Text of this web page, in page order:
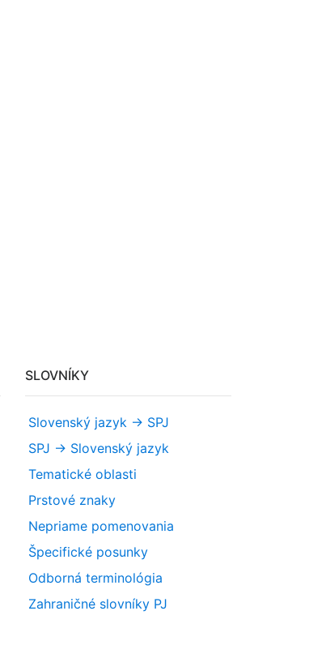
SLOVNÍKY
Slovenský jazyk -> SPJ
SPJ -> Slovenský jazyk
Tematické oblasti
Prstové znaky
Nepriame pomenovania
Špecifické posunky
Odborná terminológia
Zahraničné slovníky PJ